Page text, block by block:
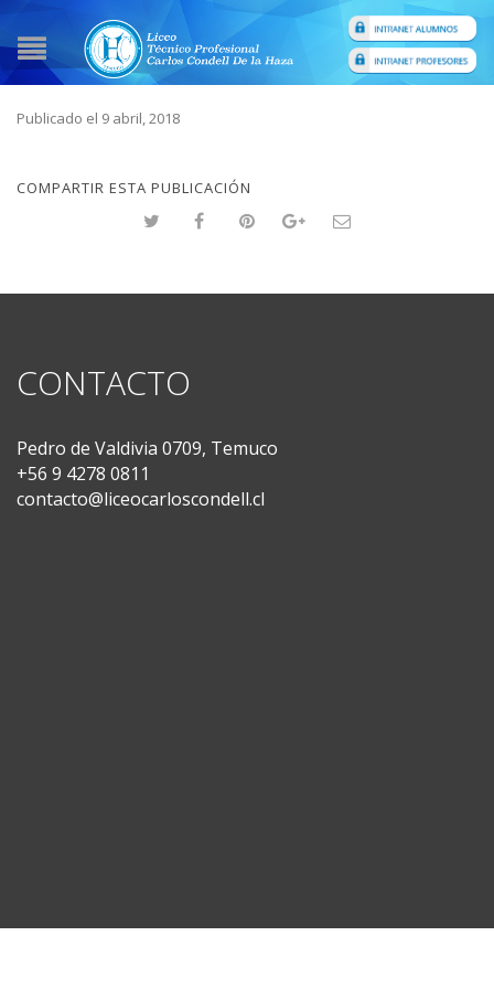
Publicado el 9 abril, 2018
COMPARTIR ESTA PUBLICACIÓN
CONTACTO
Pedro de Valdivia 0709, Temuco
+56 9 4278 0811
contacto@liceocarloscondell.cl